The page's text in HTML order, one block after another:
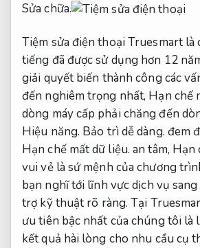
Sửa chữa.
Tiệm sửa điện thoại Truesmart
tiếng đã được sử dụng hơn 12
giải quyết biến thành công các
đến nghiêm trọng nhất, Hạn chế
dòng máy cấp phải chăng đến
Hiệu năng. Bảo trì dễ dàng. đem
Hạn chế mất dữ liệu. an tâm, Hạn
vui vẻ là sứ mệnh của chương
bạn nghĩ tới lĩnh vực dịch vụ
trợ kỹ thuật rõ ràng. Tại
ưu tiên bậc nhất của chúng tôi là
kết quả hài lòng cho nhu cầu cụ